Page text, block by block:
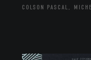
COLSON PASCAL,